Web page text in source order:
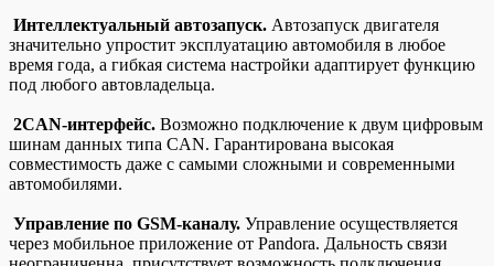
Интеллектуальный автозапуск. Автозапуск двигателя
значительно упростит эксплуатацию автомобиля в любое
время года, а гибкая система настройки адаптирует функцию
под любого автовладельца.
2CAN-интерфейс. Возможно подключение к двум цифровым
шинам данных типа CAN. Гарантирована высокая
совместимость даже с самыми сложными и современными
автомобилями.
Управление по GSM-каналу. Управление осуществляется
через мобильное приложение от Pandora. Дальность связи